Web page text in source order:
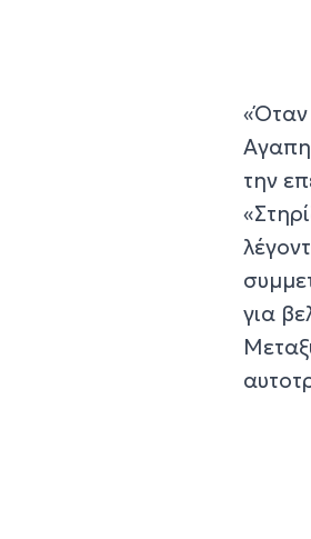
«Όταν
την
για